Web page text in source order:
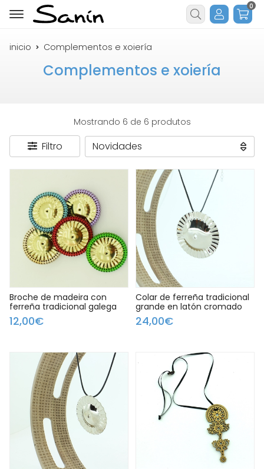
Buscar
0
inicio Complementos e xoiería
Complementos e xoiería
Mostrando 6 de 6 produtos
Filtro
Broche de madeira con
ferreña tradicional galega
12,00€
Colar de ferreña tradicional
grande en latón cromado
24,00€